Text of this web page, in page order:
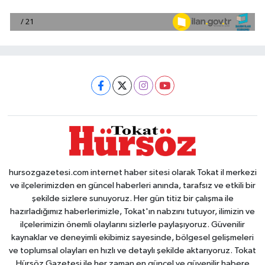
hursozgazetesi.com internet haber sitesi olarak Tokat il merkezi
ve ilçelerimizden en güncel haberleri anında, tarafsız ve etkili bir
şekilde sizlere sunuyoruz. Her gün titiz bir çalışma ile
hazırladığımız haberlerimizle, Tokat'ın nabzını tutuyor, ilimizin ve
ilçelerimizin önemli olaylarını sizlerle paylaşıyoruz. Güvenilir
kaynaklar ve deneyimli ekibimiz sayesinde, bölgesel gelişmeleri
ve toplumsal olayları en hızlı ve detaylı şekilde aktarıyoruz. Tokat